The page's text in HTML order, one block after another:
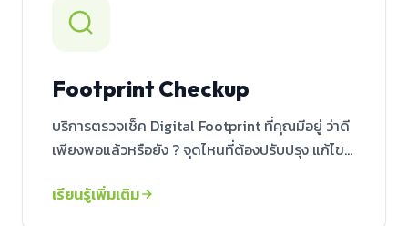
Footprint Checkup
บริการตรวจเช็ค Digital Footprint ที่คุณมีอยู่ ว่าดี
เพียงพอแล้วหรือยัง ? จุดไหนที่ต้องปรับปรุง แก้ไข...
เรียนรู้เพิ่มเติม